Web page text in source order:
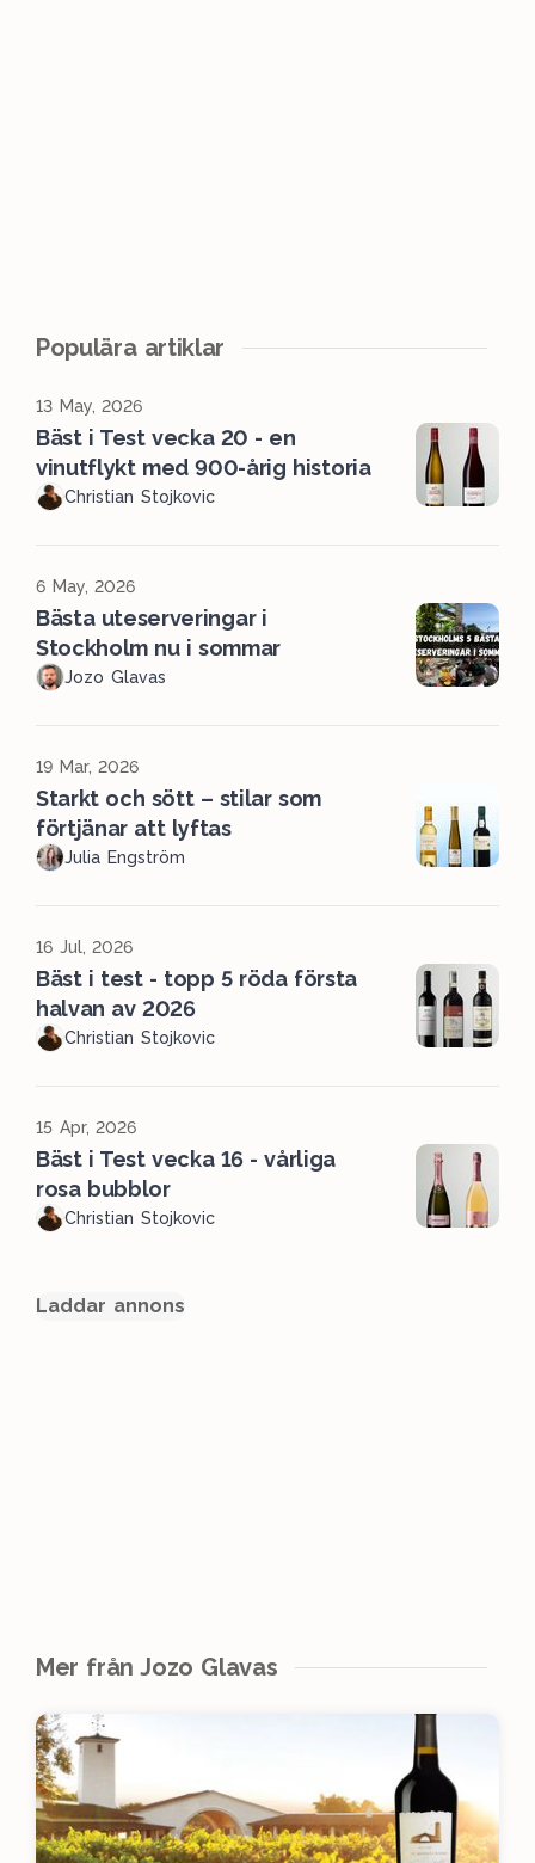
Populära artiklar
13 May, 2026
Bäst i Test vecka 20 - en
vinutflykt med 900-årig historia
Christian Stojkovic
6 May, 2026
Bästa uteserveringar i
Stockholm nu i sommar
Jozo Glavas
19 Mar, 2026
Starkt och sött – stilar som
förtjänar att lyftas
Julia Engström
16 Jul, 2026
Bäst i test - topp 5 röda första
halvan av 2026
Christian Stojkovic
15 Apr, 2026
Bäst i Test vecka 16 - vårliga
rosa bubblor
Christian Stojkovic
Laddar annons
Mer från Jozo Glavas